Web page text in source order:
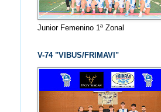
Junior Femenino 1ª Zonal
V-74 "VIBUS/FRIMAVI"